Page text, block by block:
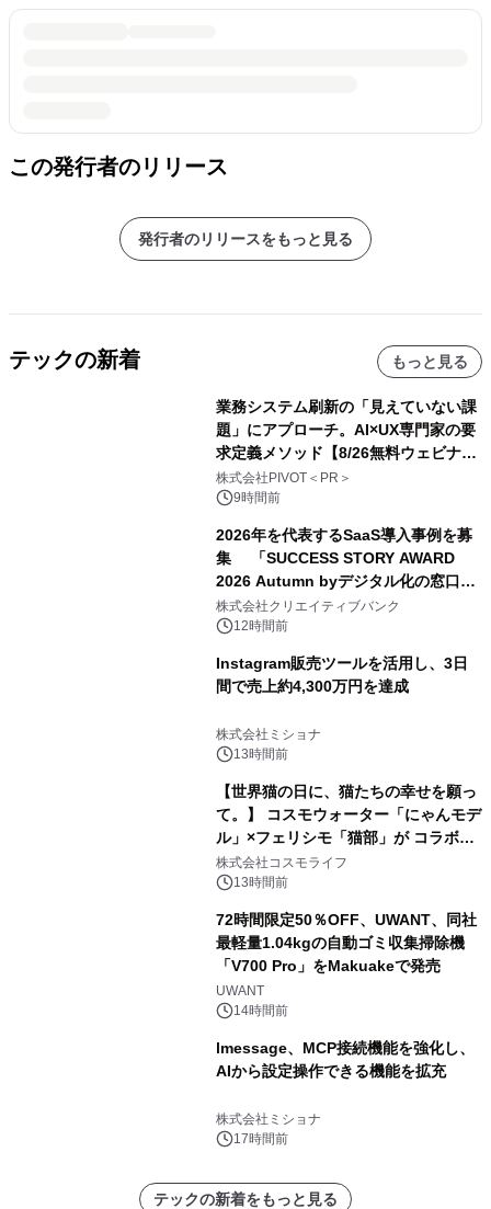
この発行者のリリース
発行者のリリースをもっと見る
テックの新着 もっと見る
業務システム刷新の「見えていない課
題」にアプローチ。AI×UX専門家の要
求定義メソッド【8/26無料ウェビナ
ー】株式会社PIVOT
株式会社PIVOT＜PR＞
9時間前
2026年を代表するSaaS導入事例を募
集 「SUCCESS STORY AWARD
2026 Autumn byデジタル化の窓口」
開催
株式会社クリエイティブバンク
12時間前
Instagram販売ツールを活用し、3日
間で売上約4,300万円を達成
株式会社ミショナ
13時間前
【世界猫の日に、猫たちの幸せを願っ
て。】 コスモウォーター「にゃんモデ
ル」×フェリシモ「猫部」が コラボキ
ャンペーンを実施
株式会社コスモライフ
13時間前
72時間限定50％OFF、UWANT、同社
最軽量1.04kgの自動ゴミ収集掃除機
「V700 Pro」をMakuakeで発売
UWANT
14時間前
lmessage、MCP接続機能を強化し、
AIから設定操作できる機能を拡充
株式会社ミショナ
17時間前
テックの新着をもっと見る